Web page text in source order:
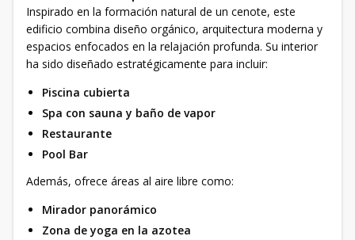
Inspirado en la formación natural de un cenote, este
edificio combina diseño orgánico, arquitectura moderna y
espacios enfocados en la relajación profunda. Su interior
ha sido diseñado estratégicamente para incluir:
Piscina cubierta
Spa con sauna y baño de vapor
Restaurante
Pool Bar
Además, ofrece áreas al aire libre como:
Mirador panorámico
Zona de yoga en la azotea